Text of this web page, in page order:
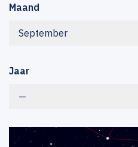
Maand
September
Jaar
—